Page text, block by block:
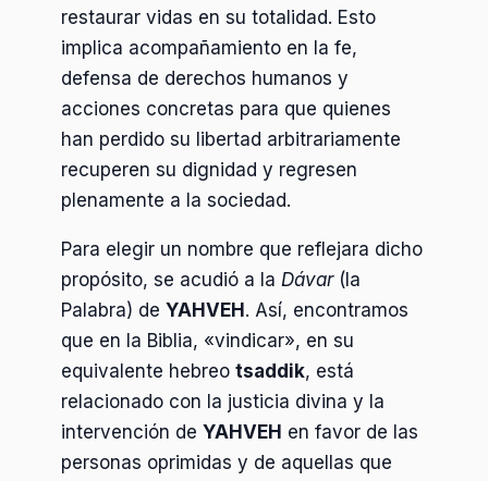
restaurar vidas en su totalidad. Esto
implica acompañamiento en la fe,
defensa de derechos humanos y
acciones concretas para que quienes
han perdido su libertad arbitrariamente
recuperen su dignidad y regresen
plenamente a la sociedad.
Para elegir un nombre que reflejara dicho
propósito, se acudió a la Dávar(la
Palabra) de YAHVEH . Así, encontramos
que en la Biblia, «vindicar», en su
equivalente hebreo tsaddik, está
relacionado con la justicia divina y la
intervención de YAHVEH en favor de las
personas oprimidas y de aquellas que